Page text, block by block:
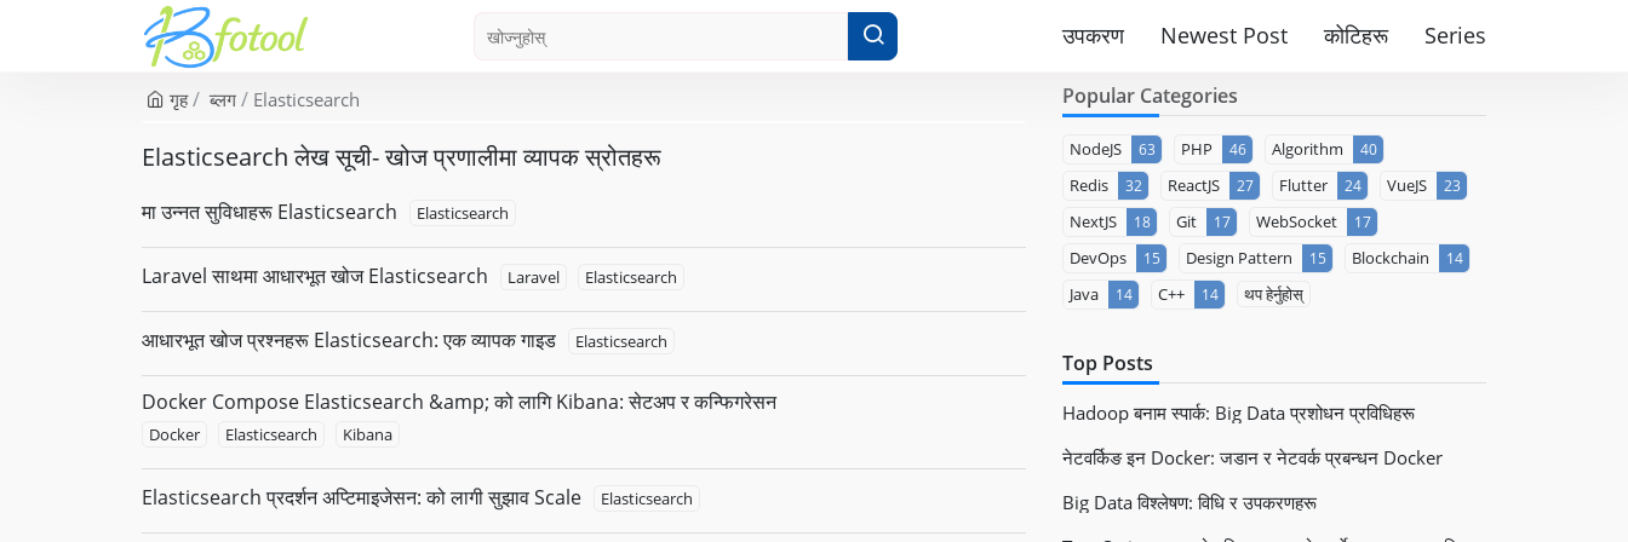
उपकरण Newest Post कोटिहरू Series
गृह ब्लग Elasticsearch
Elasticsearch लेख सूची- खोज प्रणालीमा व्यापक स्रोतहरू
मा उन्नत सुविधाहरू Elasticsearch Elasticsearch
Laravel साथमा आधारभूत खोज Elasticsearch Laravel Elasticsearch
आधारभूत खोज प्रश्नहरू Elasticsearch: एक व्यापक गाइड Elasticsearch
Docker Compose Elasticsearch &amp; को लागि Kibana: सेटअप र कन्फिगरेसन
Docker Elasticsearch Kibana
Elasticsearch प्रदर्शन अप्टिमाइजेसन: को लागी सुझाव Scale Elasticsearch
Popular Categories
NodeJS 63 PHP 46 Algorithm 40
Redis 32 ReactJS 27 Flutter 24 VueJS 23
NextJS 18 Git 17 WebSocket 17
DevOps 15 Design Pattern 15 Blockchain 14
Java 14 C++ 14 थप हेर्नुहोस्
Top Posts
Hadoop बनाम स्पार्क: Big Data प्रशोधन प्रविधिहरू
नेटवर्किङ इन Docker: जडान र नेटवर्क प्रबन्धन Docker
Big Data विश्लेषण: विधि र उपकरणहरू